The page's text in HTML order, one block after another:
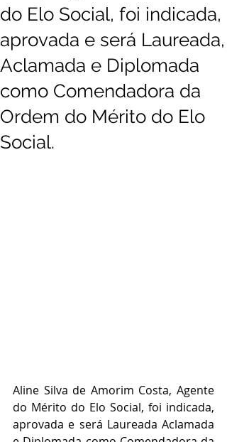
do Elo Social, foi indicada,
aprovada e será Laureada,
Aclamada e Diplomada
como Comendadora da
Ordem do Mérito do Elo
Social.
Aline Silva de Amorim Costa, Agente
do Mérito do Elo Social, foi indicada,
aprovada e será Laureada Aclamada